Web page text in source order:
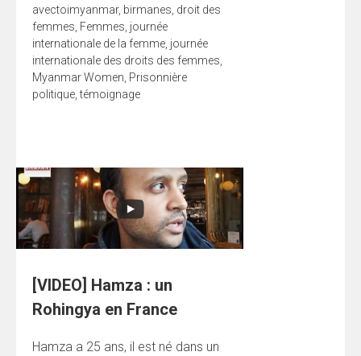
avectoimyanmar, birmanes droit des
femmes Femmes journée
internationale de la femme journée
internationale des droits des femmes
Myanmar Women Prisonnière
politique ,témoignage
[VIDEO] Hamza : un
Rohingya en France
Hamza a 25 ans, il est né dans un